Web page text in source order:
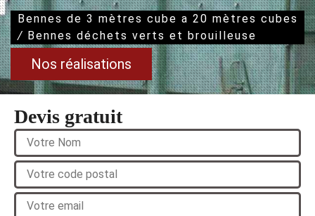
Bennes de 3 mètres cube a 20 mètres cubes
/ Bennes déchets verts et brouilleuse
Nos réalisations
Devis gratuit